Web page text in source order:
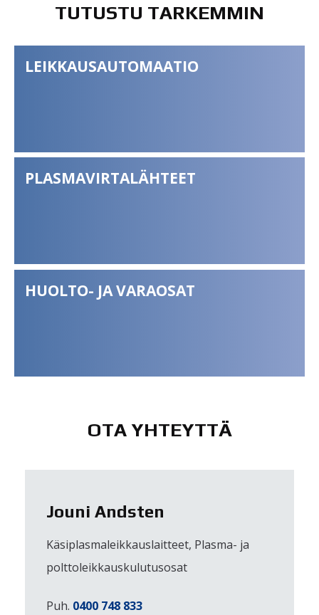
TUTUSTU TARKEMMIN
LEIKKAUSAUTOMAATIO
PLASMAVIRTALÄHTEET
HUOLTO- JA VARAOSAT
OTA YHTEYTTÄ
Jouni Andsten
Käsiplasmaleikkauslaitteet, Plasma- ja
polttoleikkauskulutusosat
Puh. 0400 748 833